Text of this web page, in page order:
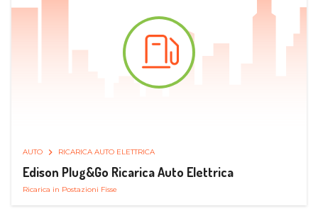
AUTO RICARICA AUTO ELETTRICA
Edison Plug&Go Ricarica Auto Elettrica
Ricarica in Postazioni Fisse